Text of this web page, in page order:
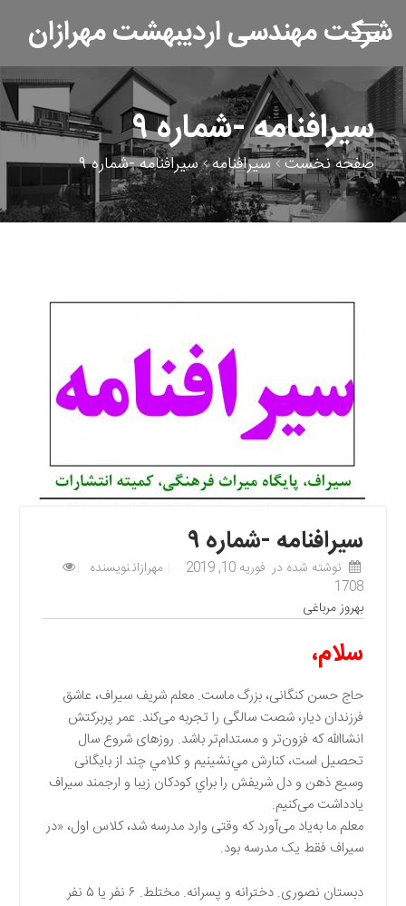
شرکت مهندسی اردیبهشت مهرازان
سیرافنامه -شماره ۹
صفحه نخست سیرافنامه سیرافنامه -شماره ۹
سیرافنامه -شماره ۹
نوشته شده در فوریه 10, 2019 مهرازاننویسنده
1708
بهروز مرباغی
سلام،
حاج حسن کنگانی، بزرگ ماست. معلم شریف سیراف، عاشق
فرزندان دیار، شصت سالگی را تجربه می‌کند. عمر پربرکتش
انشاالله که فزون‌تر و مستدام‌تر باشد. روزهای شروع سال
تحصیل است، كنارش مي‌نشينيم و كلامي چند از بایگانی
وسیع ذهن و دل شریفش را براي کودکان زیبا و ارجمند سیراف
يادداشت می‌کنیم.
معلم ما به‌یاد می‌آورد که وقتی وارد مدرسه شد، کلاس اول، «در
سیراف فقط یک مدرسه بود.
دبستان نصوری. دخترانه و پسرانه. مختلط. ۶ نفر یا ۵ نفر